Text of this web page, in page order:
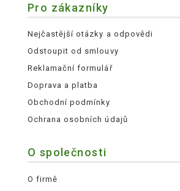
Pro zákazníky
Nejčastější otázky a odpovědi
Odstoupit od smlouvy
Reklamační formulář
Doprava a platba
Obchodní podmínky
Ochrana osobních údajů
O společnosti
O firmě